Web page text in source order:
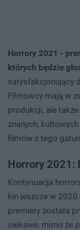
Horrory 2021 -
których będzie
satysfakcjonujący
Filmowcy mają w
produkcji, ale
znanych,
filmów z tego
Horrory 2021:
Kontynuacja
kin jeszcze w
premiery została
ciekawe, mimo że